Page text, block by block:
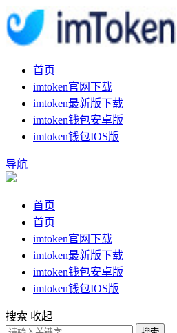
首页
imtoken官网下载
imtoken最新版下载
imtoken钱包安卓版
imtoken钱包IOS版
导航
首页
首页
imtoken官网下载
imtoken最新版下载
imtoken钱包安卓版
imtoken钱包IOS版
搜索 收起